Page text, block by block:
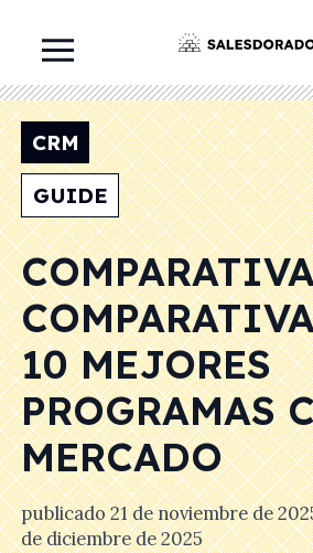
CRM
GUIDE
10 MEJORES
PROGRAMAS
MERCADO
publicado21 de noviembre de
de diciembre de 2025